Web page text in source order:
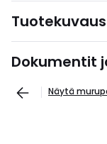
Tuotekuvaus
Dokumentit
Näytä